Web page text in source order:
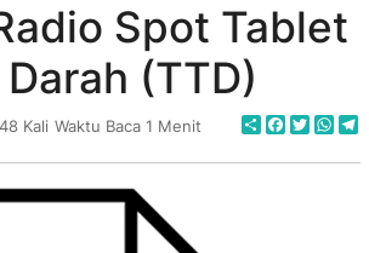
Spot Tablet
(TTD)
Kali Waktu Baca 1 Menit Share